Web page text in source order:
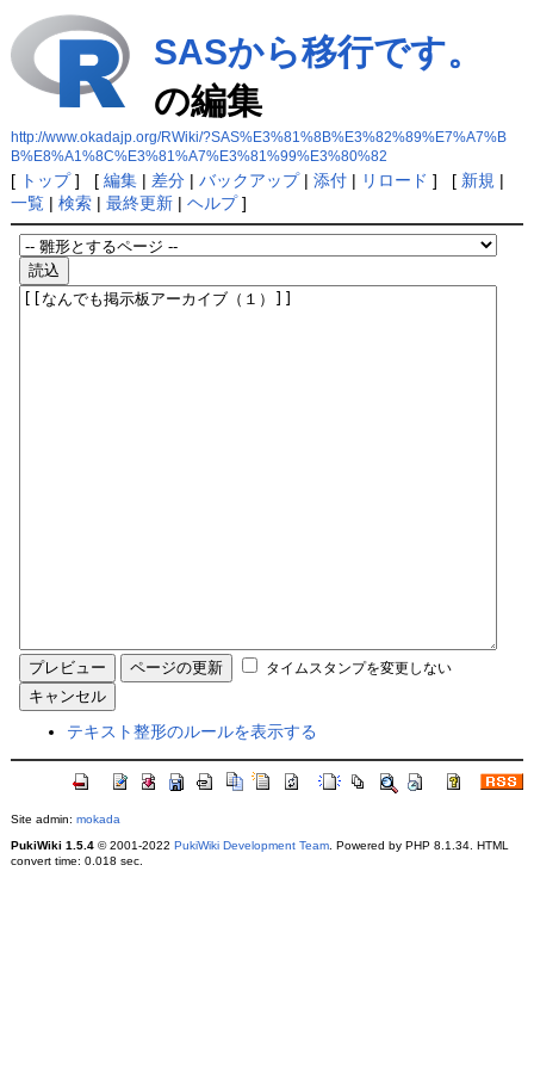
SASから移行です。
の編集
http://www.okadajp.org/RWiki/?SAS%E3%81%8B%E3%82%89%E7%A7%B
B%E8%A1%8C%E3%81%A7%E3%81%99%E3%80%82
[ トップ] [ 編集| 差分| バックアップ| 添付| リロード ] [ 新規 |
一覧| 検索| 最終更新| ヘルプ]
タイムスタンプを変更しない
テキスト整形のルールを表示する
Site admin: mokada
PukiWiki 1.5.4© 2001-2022 PukiWiki Development Team. Powered by PHP 8.1.34. HTML
convert time: 0.018 sec.